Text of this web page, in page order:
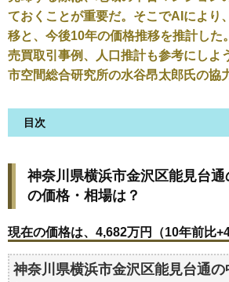
ておくことが重要だ。そこでAIにより
移と、今後10年の価格推移を推計した
売買取引事例、人口推計も参考にしよ
市空間総合研究所の水谷昂太郎氏の協
目次
価格・相場は？
現在の価格は、4,682万円（10年
価格を詳細に分析しよう
築年数で価格はどうなる？
神奈川県横浜市金沢区能見台
の価格・相場は？
現在の価格は、4,682万円（10年前比
神奈川県横浜市金沢区能見台通